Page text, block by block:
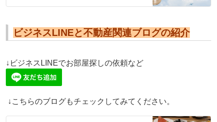
ビジネスLINEと不動産関連ブログの紹介
↓ビジネスLINEでお部屋探しの依頼など
↓こちらのブログもチェックしてみてください。